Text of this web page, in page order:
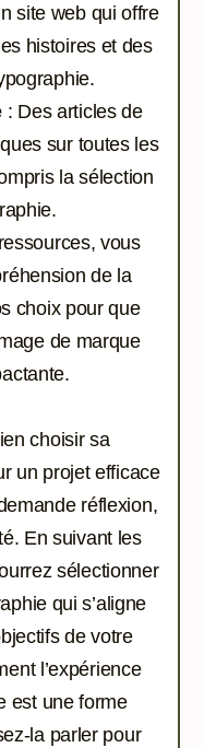
site web qui offre
histoires et des
: Des articles de
sur toutes les
la sélection
vous
de la
choix pour que
de marque
choisir sa
un projet efficace
réflexion,
En suivant les
sélectionner
qui s’aligne
de votre
l’expérience
est une forme
la parler pour